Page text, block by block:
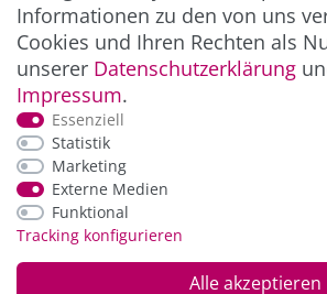
*Alle Preise inkl. der gesetzl. MwSt. zzgl.
Informationen zu den von uns
Cookies und Ihren Rechten als
unserer Daten­schutz­erklärung
Impressum.
Essenziell
Statistik
Marketing
Externe Medien
Funktional
Tracking konfigurieren
Alle akzeptieren